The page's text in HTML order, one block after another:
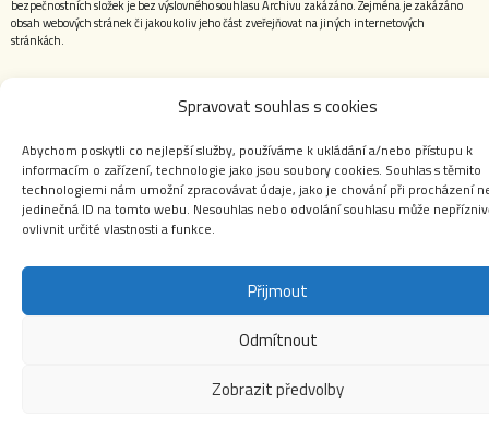
Spravovat souhlas s cookies
Abychom poskytli co nejlepší služby, používáme k ukládání a/nebo přístupu k
informacím o zařízení, technologie jako jsou soubory cookies. Souhlas s těmito
technologiemi nám umožní zpracovávat údaje, jako je chování při procházení
jedinečná ID na tomto webu. Nesouhlas nebo odvolání souhlasu může
ovlivnit určité vlastnosti a funkce.
Přijmout
Odmítnout
Zobrazit předvolby
bezpečnostních složek je bez výslovného souhlasu Archivu zakázáno. Zejména je zakázáno
obsah webových stránek či jakoukoliv jeho část zveřejňovat na jiných internetových
stránkách.